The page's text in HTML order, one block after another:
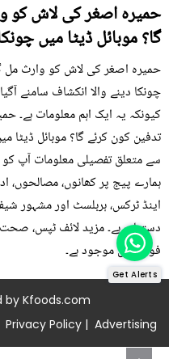
حمیرہ اصغر کی لاش کو
گا؟ موبائل ڈیٹا میں
حمیرہ اصغر کی لاش کو وارث مل
چونکا دینے والا انکشاف سامنے
کیونکہ یہ ایک اہم معلومات ہے۔
تدفین کون کرئے گا؟ موبائل ڈیٹا
سے متعلق تفصیلی معلومات آپ
ہمارے پیج پر کھانوں، مصالحوں،
اینڈ ٹرکس، ہربلسٹ اور مشہور
دستیاب ہے۔ مزید لائف ٹپس،
فوڈز میں موجود ہے۔
by Kfoods.com
Privacy Policy | Advertising
Get Alerts